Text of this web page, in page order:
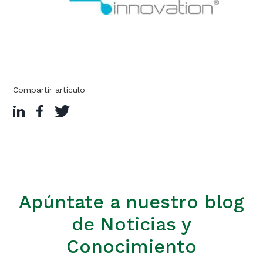
Compartir artículo
Apúntate a nuestro blog
de Noticias y
Conocimiento